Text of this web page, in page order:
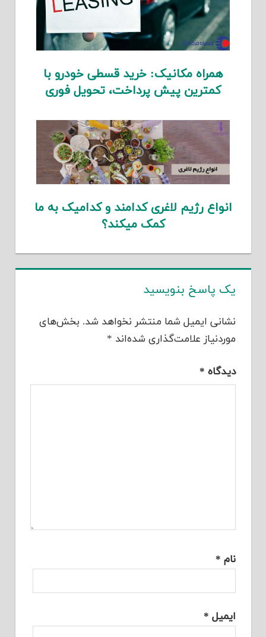
همراه مکانیک: خرید قسطی خودرو با
کمترین پیش پرداخت، تحویل فوری
انواع رژیم لاغری کدامند و کدامیک به ما
کمک میکند؟
یک پاسخ بنویسید
نشانی ایمیل شما منتشر نخواهد شد. بخش‌های
موردنیاز علامت‌گذاری شده‌اند *
دیدگاه *
نام *
ایمیل *